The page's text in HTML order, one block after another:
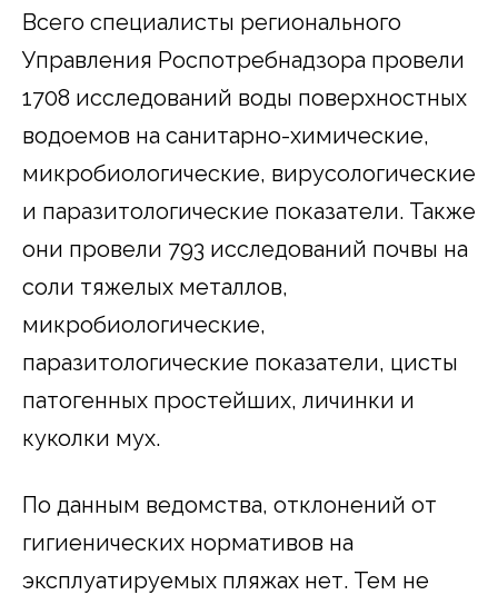
Всего специалисты регионального
Управления Роспотребнадзора провели
1708 исследований воды поверхностных
водоемов на санитарно-химические,
микробиологические, вирусологические
и паразитологические показатели. Также
они провели 793 исследований почвы на
соли тяжелых металлов,
микробиологические,
паразитологические показатели, цисты
патогенных простейших, личинки и
куколки мух.
По данным ведомства, отклонений от
гигиенических нормативов на
эксплуатируемых пляжах нет. Тем не